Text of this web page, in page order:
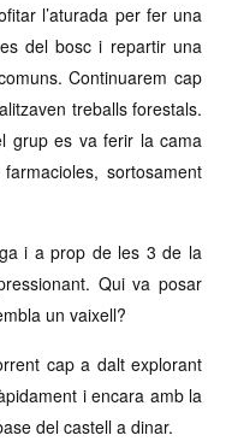
l’aturada per fer una
del bosc i repartir una
Continuarem cap
treballs forestals.
grup es va ferir la cama
sortosament
i a prop de les 3 de la
Qui va posar
un vaixell?
cap a dalt explorant
i encara amb la
del castell a dinar.